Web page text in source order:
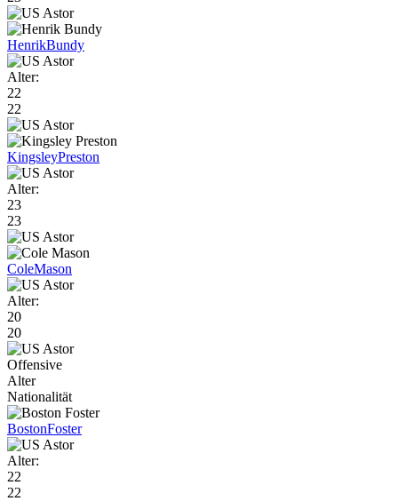
HenrikBundy
Alter:
22
22
KingsleyPreston
Alter:
23
23
ColeMason
Alter:
20
20
Offensive
Alter
Nationalität
BostonFoster
Alter:
22
22